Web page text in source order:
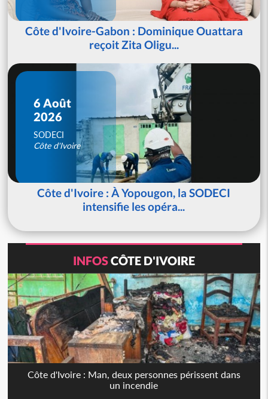
Côte d'Ivoire-Gabon : Dominique Ouattara
reçoit Zita Oligu...
6 Août
2026
SODECI
Côte d'Ivoire
Côte d'Ivoire : À Yopougon, la SODECI
intensifie les opéra...
INFOSCÔTE D'IVOIRE
Côte d'Ivoire : Man, deux personnes périssent dans
un incendie